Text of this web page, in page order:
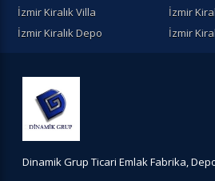
İzmir Kiralık Villa
İzmir
İzmir Kiralık Depo
İzmir
Dinamik Grup Ticari Emlak Fabrika,